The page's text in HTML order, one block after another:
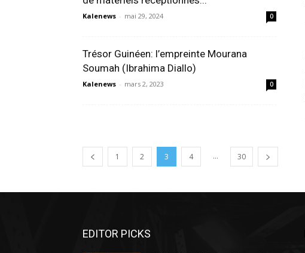
Kalenews - mai 29, 2024 0
Trésor Guinéen: l’empreinte Mourana
Soumah (Ibrahima Diallo)
Kalenews - mars 2, 2023 0
1 2 3 4 ... 30
EDITOR PICKS